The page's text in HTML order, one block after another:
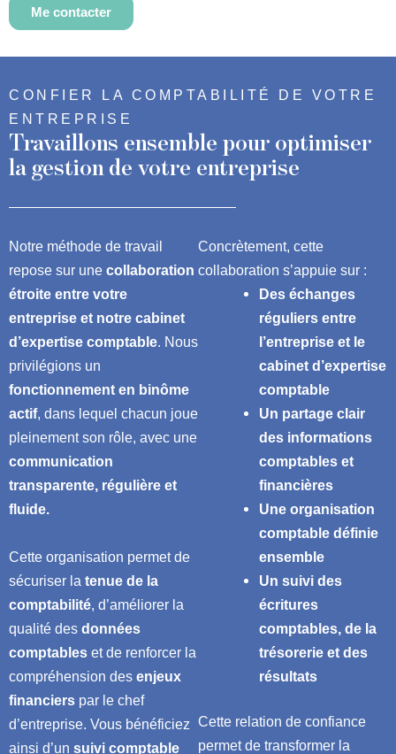
Me contacter
CONFIER LA COMPTABILITÉ DE VOTRE
ENTREPRISE
Travaillons ensemble pour optimiser
la gestion de votre entreprise
Notre méthode de travail
repose sur une collaboration
étroite entre votre
entreprise et notre cabinet
d’expertise comptable . Nous
privilégions un
fonctionnement en binôme
actif, dans lequel chacun joue
pleinement son rôle, avec une
communication
transparente, régulière et
fluide.
Cette organisation permet de
sécuriser la tenue de la
comptabilité , d’améliorer la
qualité des données
comptables et de renforcer la
compréhension des enjeux
financiers par le chef
d’entreprise. Vous bénéficiez
ainsi d’un suivi comptable
Concrètement, cette
collaboration s’appuie sur :
Des échanges
réguliers entre
l’entreprise et le
cabinet d’expertise
comptable
Un partage clair
des informations
comptables et
financières
Une organisation
comptable définie
ensemble
Un suivi des
écritures
comptables, de la
trésorerie et des
résultats
Cette relation de confiance
permet de transformer la